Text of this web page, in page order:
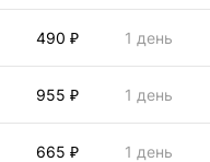
490 ₽ 1 день
955 ₽ 1 день
665 ₽ 1 день